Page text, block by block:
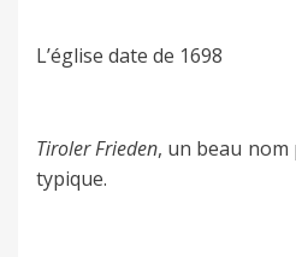
L’église date de 1698
Tiroler Frieden, un beau
typique.